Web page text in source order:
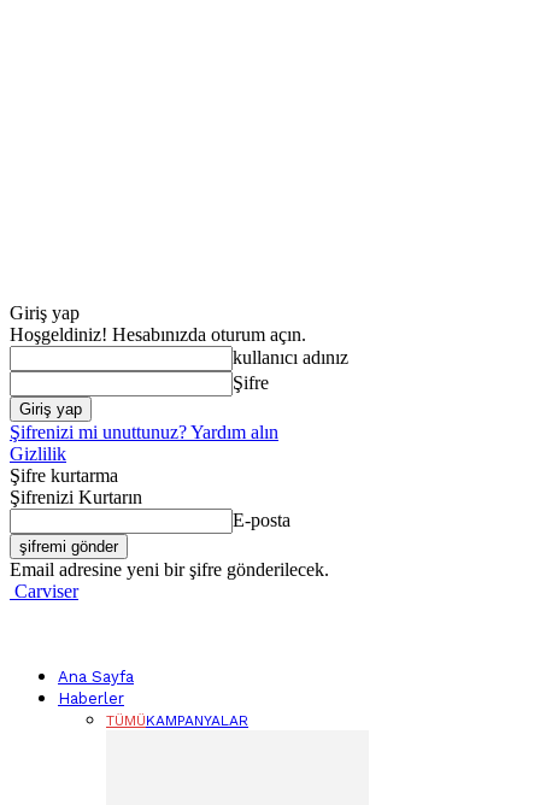
Giriş yap
Hoşgeldiniz! Hesabınızda oturum açın.
kullanıcı adınız
Şifre
Şifrenizi mi unuttunuz? Yardım alın
Gizlilik
Şifre kurtarma
Şifrenizi Kurtarın
E-posta
Email adresine yeni bir şifre gönderilecek.
Carviser
Ana Sayfa
Haberler
TÜMÜKAMPANYALAR